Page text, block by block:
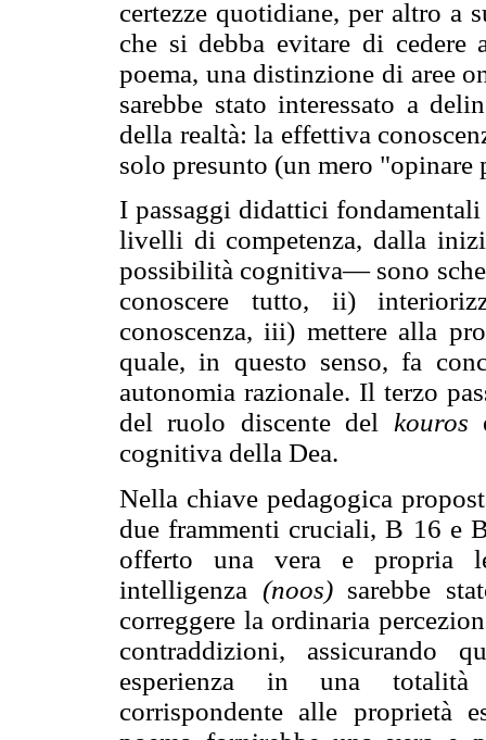
certezze quotidiane, per altro a
che si debba evitare di cedere
poema, una distinzione di aree
sarebbe stato interessato a
della realtà: la effettiva
solo presunto (un mero "opinare
I passaggi didattici
livelli di competenza, dalla
possibilità cognitiva— sono
conoscere tutto, ii)
conoscenza, iii) mettere alla
quale, in questo senso, fa
autonomia razionale. Il terzo
del ruolo discente del kouros
cognitiva della Dea.
Nella chiave pedagogica
due frammenti cruciali, B 16 e
offerto una vera e propria
intelligenza (noos)sarebbe
correggere la ordinaria
contraddizioni, assicurando
esperienza in una
corrispondente alle proprietà